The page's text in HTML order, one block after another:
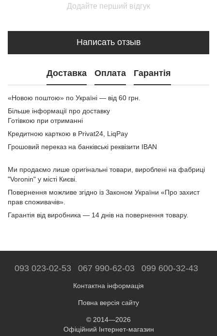
Додайте перший відгук
Написать отзыв
Доставка Оплата Гарантія
«Новою поштою» по Україні — від 60 грн.
Більше інформації про доставку
Готівкою при отриманні
Кредитною карткою в Privat24, LiqPay
Грошовий переказ на банківські реквізити IBAN
Ми продаємо лише оригінальні товари, вироблені на фабриці
"Voronin" у місті Києві.
Повернення можливе згідно із Законом України «Про захист
прав споживачів».
Гарантія від виробника — 14 днів на повернення товару.
093 023-02-53 067 990-62-03 099 600-32-43
Контактна інформація
Повна версія сайту
© 2014—2026
Офіційний Інтернет-магазин